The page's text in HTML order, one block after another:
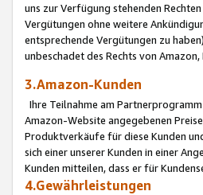
uns zur Verfügung stehenden
Vergütungen ohne weitere
entsprechende Vergütungen zu
unbeschadet des Rechts von
3.Amazon-Kunden
Ihre Teilnahme am
Amazon-Website angegebenen
Produktverkäufe für diese Kunden
sich einer unserer Kunden in einer
Kunden mitteilen, dass er für
4.Gewährleistungen